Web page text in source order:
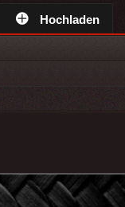
Hochladen